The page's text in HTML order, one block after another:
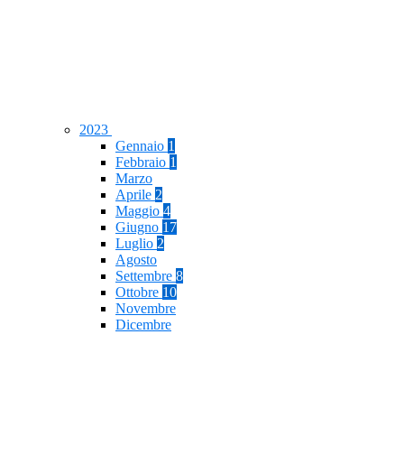
2023
Gennaio 1
Febbraio 1
Marzo
Aprile 2
Maggio 4
Giugno 17
Luglio 2
Agosto
Settembre 8
Ottobre 10
Novembre
Dicembre